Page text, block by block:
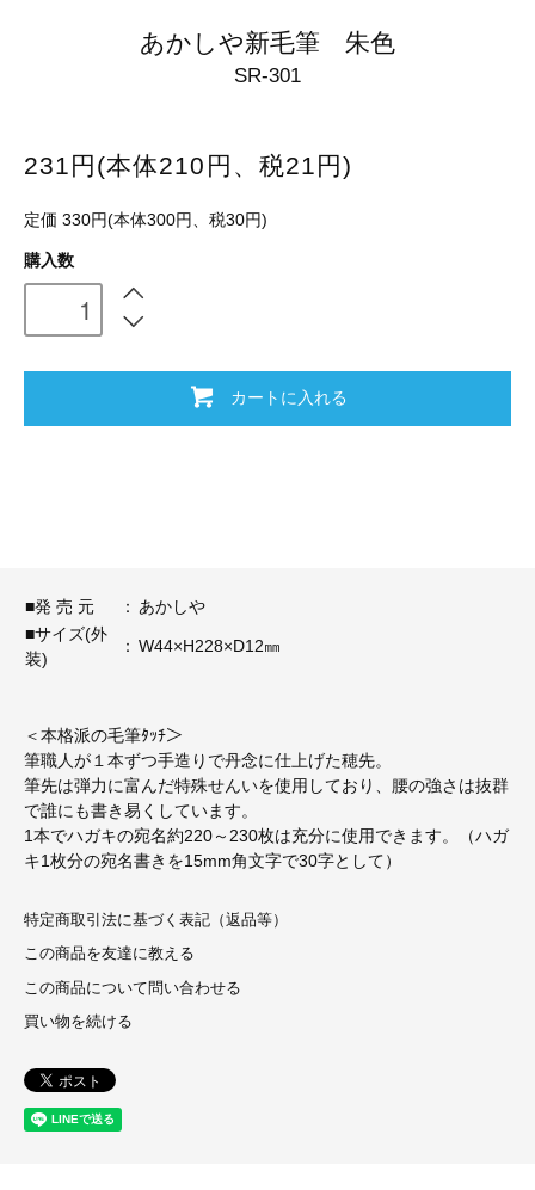
あかしや新毛筆 朱色
SR-301
231円(本体210円、税21円)
定価 330円(本体300円、税30円)
購入数
カートに入れる
■発 売 元 ： あかしや
■サイズ(外
装)
： W44×H228×D12㎜
＜本格派の毛筆ﾀｯﾁ＞
筆職人が１本ずつ手造りで丹念に仕上げた穂先。
筆先は弾力に富んだ特殊せんいを使用しており、腰の強さは抜群
で誰にも書き易くしています。
1本でハガキの宛名約220～230枚は充分に使用できます。（ハガ
キ1枚分の宛名書きを15mm角文字で30字として）
特定商取引法に基づく表記（返品等）
この商品を友達に教える
この商品について問い合わせる
買い物を続ける